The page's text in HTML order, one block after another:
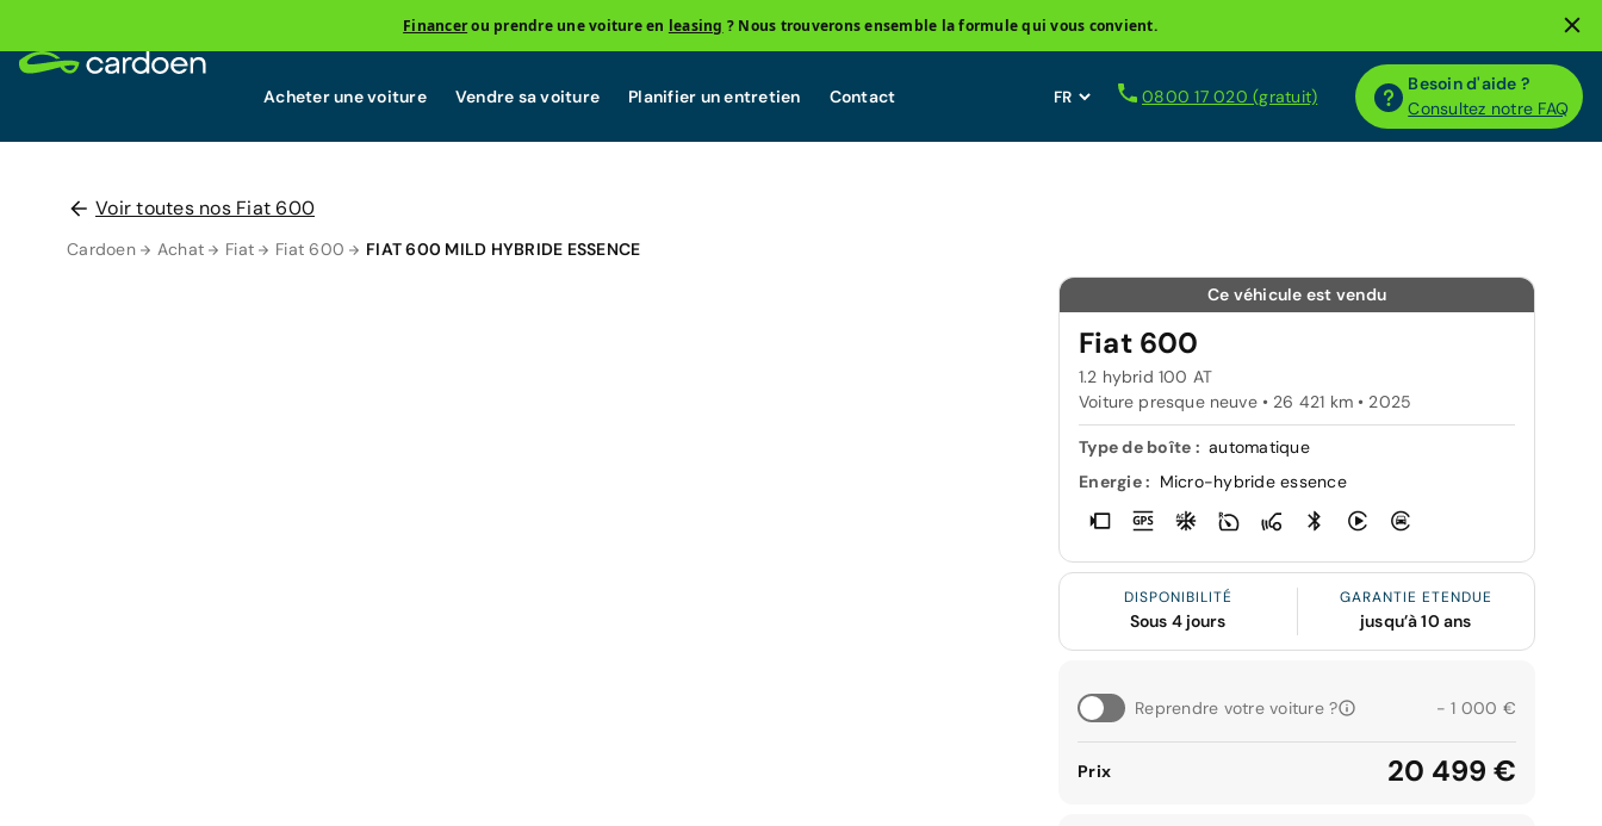
Financerou prendre une voiture en leasing ? Nous trouverons ensemble la formule qui vous convient.
Acheter une voiture Vendre sa voiture Planifier un entretien Contact 0800 17 020 (gratuit)
Besoin d'aide ?
Consultez notre FAQ
Voir toutes nos Fiat 600
Cardoen Achat Fiat Fiat 600 FIAT 600 MILD HYBRIDE ESSENCE
Ce véhicule est vendu
Fiat 600
1.2 hybrid 100 AT
Voiture presque neuve • 26 421 km • 2025
Type de boîte : automatique
Energie : Micro-hybride essence
DISPONIBILITÉ
Sous 4 jours
GARANTIE ETENDUE
jusqu’à 10 ans
Reprendre votre voiture ? - 1 000 €
Prix 20 499 €